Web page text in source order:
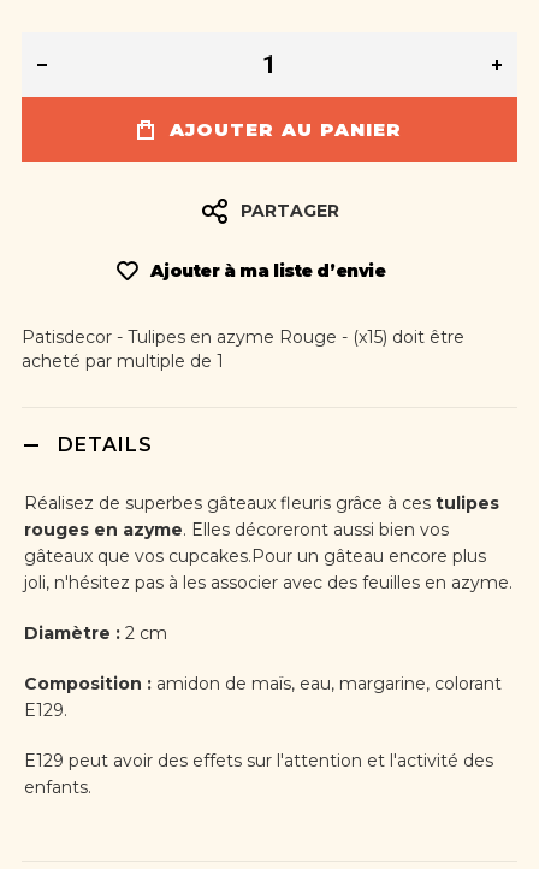
AJOUTER AU PANIER
PARTAGER
Ajouter à ma liste d’envie
Patisdecor - Tulipes en azyme Rouge - (x15) doit être
acheté par multiple de 1
DETAILS
Réalisez de superbes gâteaux fleuris grâce à ces tulipes
rouges en azyme. Elles décoreront aussi bien vos
gâteaux que vos cupcakes.Pour un gâteau encore plus
joli, n'hésitez pas à les associer avec des feuilles en azyme.
Diamètre : 2 cm
Composition : amidon de maïs, eau, margarine, colorant
E129.
E129 peut avoir des effets sur l'attention et l'activité des
enfants.